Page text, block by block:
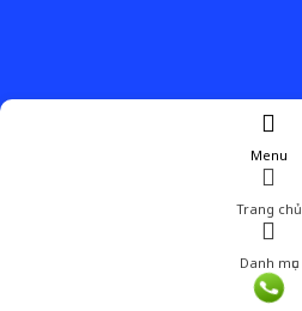
Menu
Trang chủ
Danh mục